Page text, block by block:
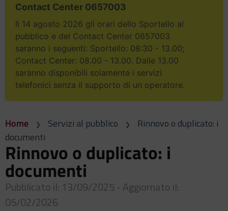
Contact Center 0657003
Il 14 agosto 2026 gli orari dello Sportello al
pubblico e del Contact Center 0657003
saranno i seguenti: Sportello: 08:30 - 13.00;
Contact Center: 08.00 - 13.00. Dalle 13.00
saranno disponibili solamente i servizi
telefonici senza il supporto di un operatore.
Home Servizi al pubblico
Rinnovo o duplicato: i
documenti
Rinnovo o duplicato: i
documenti
Pubblicato il: 13/09/2025 - Aggiornato il:
05/02/2026